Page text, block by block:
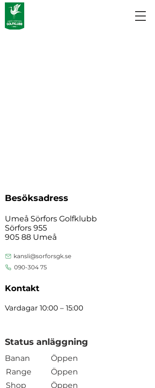
Besöksadress
Umeå Sörfors Golfklubb
Sörfors 955
905 88 Umeå
kansli@sorforsgk.se
090-304 75
Kontakt
Vardagar 10:00 – 15:00
Status anläggning
Banan
Range
Shop
Öppen
Öppen
Öppen